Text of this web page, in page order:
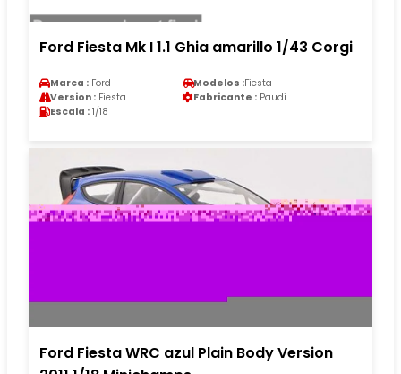
Ford Fiesta Mk I 1.1 Ghia amarillo 1/43 Corgi
Marca : Ford Modelos :Fiesta
Version : Fiesta Fabricante : Paudi
Escala : 1/18
Ford Fiesta WRC azul Plain Body Version